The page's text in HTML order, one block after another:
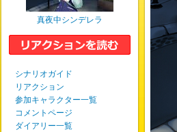
真夜中シンデレラ
シナリオガイド
リアクション
参加キャラクター一覧
コメントページ
ダイアリー一覧